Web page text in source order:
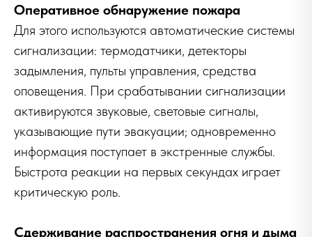
Оперативное обнаружение пожара
Для этого используются автоматические системы
сигнализации: термодатчики, детекторы
задымления, пульты управления, средства
оповещения. При срабатывании сигнализации
активируются звуковые, световые сигналы,
указывающие пути эвакуации; одновременно
информация поступает в экстренные службы.
Быстрота реакции на первых секундах играет
критическую роль.
Сдерживание распространения огня и дыма